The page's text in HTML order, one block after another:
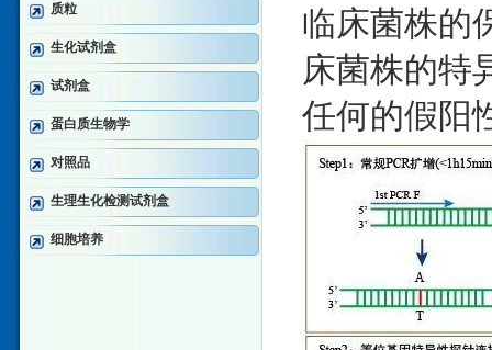
质粒
生化试剂盒
试剂盒
蛋白质生物学
对照品
生理生化检测试剂盒
细胞培养
临床菌株的
床菌株的特
任何的假阳